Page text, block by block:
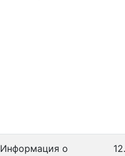
Информация о